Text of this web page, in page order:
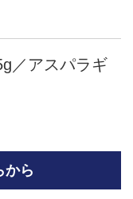
／アスパラギ
から